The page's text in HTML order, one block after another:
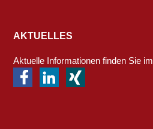
AKTUELLES
Aktuelle Informationen finden Sie im